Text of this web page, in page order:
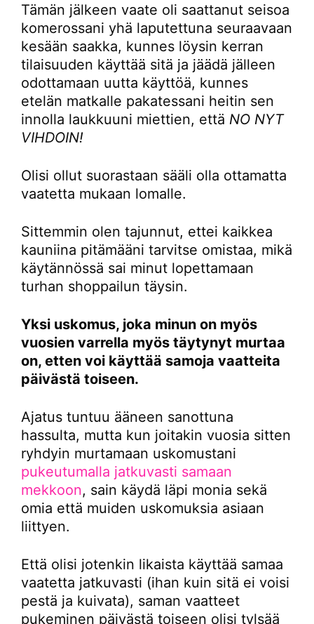
Tämän jälkeen vaate oli saattanut seisoa
komerossani yhä laputettuna seuraavaan
kesään saakka, kunnes löysin kerran
tilaisuuden käyttää sitä ja jäädä jälleen
odottamaan uutta käyttöä, kunnes
etelän matkalle pakatessani heitin sen
innolla laukkuuni miettien, että NO NYT
VIHDOIN!
Olisi ollut suorastaan sääli olla ottamatta
vaatetta mukaan lomalle.
Sittemmin olen tajunnut, ettei kaikkea
kauniina pitämääni tarvitse omistaa, mikä
käytännössä sai minut lopettamaan
turhan shoppailun täysin.
Yksi uskomus, joka minun on myös
vuosien varrella myös täytynyt murtaa
on, etten voi käyttää samoja vaatteita
päivästä toiseen.
Ajatus tuntuu ääneen sanottuna
hassulta, mutta kun joitakin vuosia sitten
ryhdyin murtamaan uskomustani
pukeutumalla jatkuvasti samaan
mekkoon, sain käydä läpi monia sekä
omia että muiden uskomuksia asiaan
liittyen.
Että olisi jotenkin likaista käyttää samaa
vaatetta jatkuvasti (ihan kuin sitä ei voisi
pestä ja kuivata), saman vaatteet
pukeminen päivästä toiseen olisi tylsää